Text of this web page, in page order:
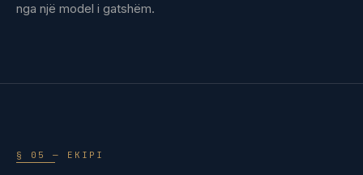
nga një model i gatshëm.
§ 05 — EKIPI